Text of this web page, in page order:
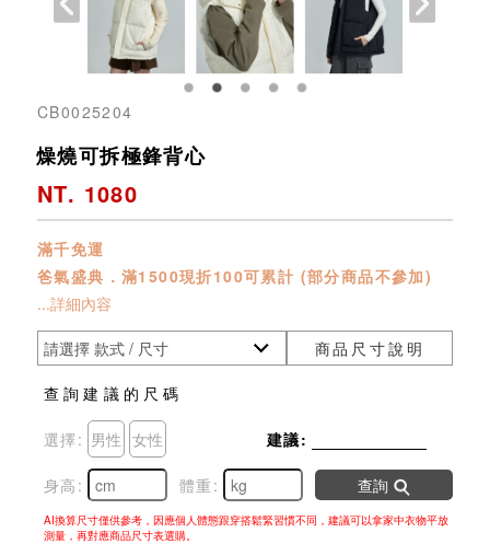
CB0025204
燥燒可拆極鋒背心
NT. 1080
滿千免運
爸氣盛典．滿1500現折100可累計 (部分商品不參加)
...詳細內容
商品尺寸說明
查詢建議的尺碼
選擇: 男性 女性 建議:
身高: 體重: 查詢
AI換算尺寸僅供參考，因應個人體態跟穿搭鬆緊習慣不同，建議可以拿家中衣物平放
測量，再對應商品尺寸表選購。